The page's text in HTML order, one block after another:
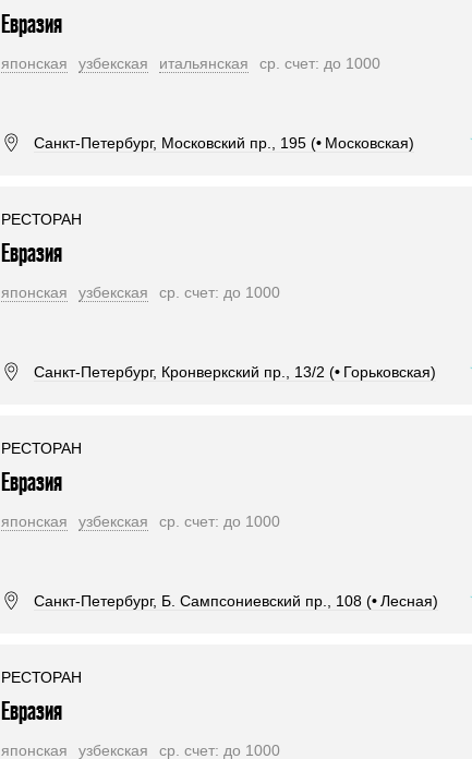
Евразия
японская узбекская итальянская ср. счет: до 1000
Санкт-Петербург, Московский пр., 195 (• Московская)
РЕСТОРАН
Евразия
японская узбекская ср. счет: до 1000
Санкт-Петербург, Кронверкский пр., 13/2 (• Горьковская)
РЕСТОРАН
Евразия
японская узбекская ср. счет: до 1000
Санкт-Петербург, Б. Сампсониевский пр., 108 (•Лесная)
РЕСТОРАН
Евразия
японская узбекская ср. счет: до 1000